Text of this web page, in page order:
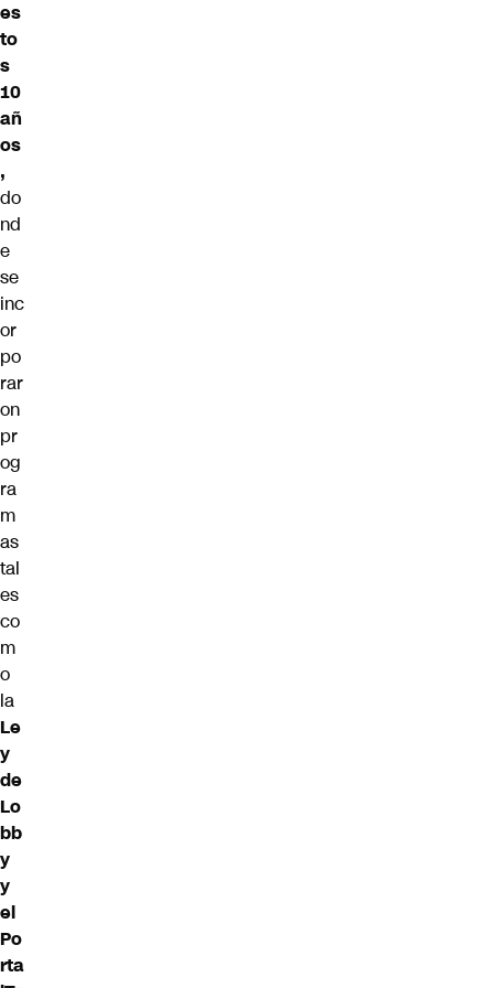
es
to
s
10
añ
os
,
do
nd
e
se
inc
or
po
rar
on
pr
og
ra
m
as
tal
es
co
m
o
la
Le
y
de
Lo
bb
y
y
el
Po
rta